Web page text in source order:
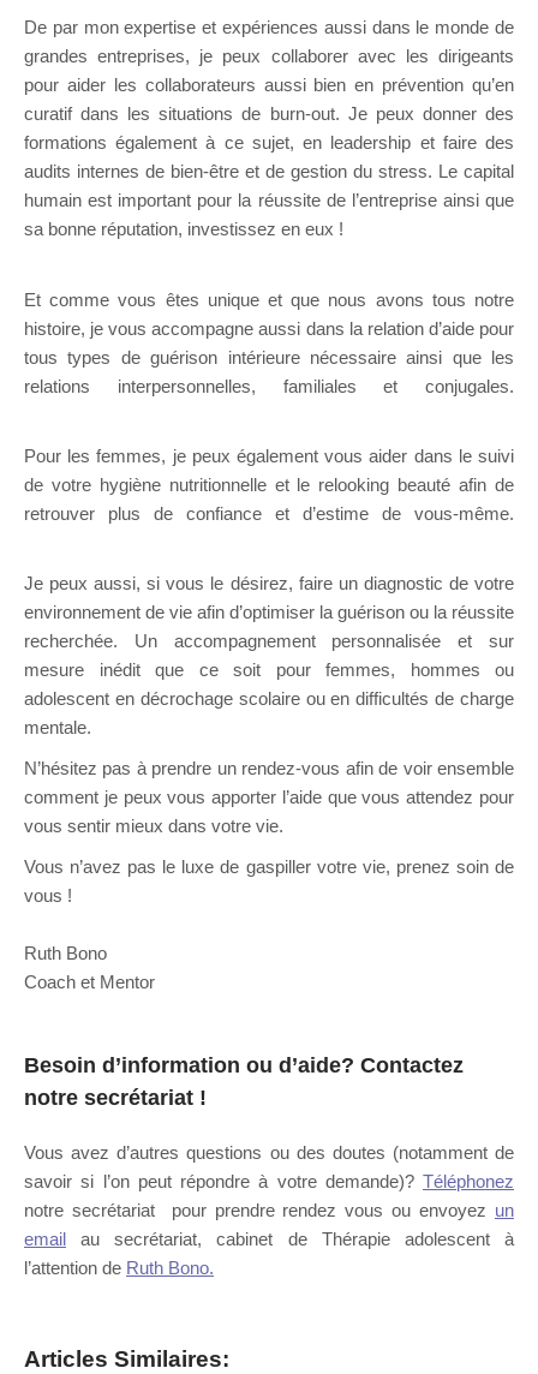
De par mon expertise et expériences aussi dans le monde de
grandes entreprises, je peux collaborer avec les dirigeants
pour aider les collaborateurs aussi bien en prévention qu’en
curatif dans les situations de burn-out. Je peux donner des
formations également à ce sujet, en leadership et faire des
audits internes de bien-être et de gestion du stress. Le capital
humain est important pour la réussite de l’entreprise ainsi que
sa bonne réputation, investissez en eux !
Et comme vous êtes unique et que nous avons tous notre
histoire, je vous accompagne aussi dans la relation d’aide pour
tous types de guérison intérieure nécessaire ainsi que les
relations interpersonnelles, familiales et conjugales.
Pour les femmes, je peux également vous aider dans le suivi
de votre hygiène nutritionnelle et le relooking beauté afin de
retrouver plus de confiance et d’estime de vous-même.
Je peux aussi, si vous le désirez, faire un diagnostic de votre
environnement de vie afin d’optimiser la guérison ou la réussite
recherchée. Un accompagnement personnalisée et sur
mesure inédit que ce soit pour femmes, hommes ou
adolescent en décrochage scolaire ou en difficultés de charge
mentale.
N’hésitez pas à prendre un rendez-vous afin de voir ensemble
comment je peux vous apporter l’aide que vous attendez pour
vous sentir mieux dans votre vie.
Vous n’avez pas le luxe de gaspiller votre vie, prenez soin de
vous !
Ruth Bono
Coach et Mentor
Besoin d’information ou d’aide? Contactez
notre secrétariat !
Vous avez d’autres questions ou des doutes (notamment de
savoir si l’on peut répondre à votre demande)? Téléphonez
notre secrétariat pour prendre rendez vous ou envoyez un
email au secrétariat, cabinet de Thérapie adolescent à
l’attention de Ruth Bono.
Articles Similaires: